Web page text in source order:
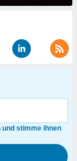
und stimme ihnen